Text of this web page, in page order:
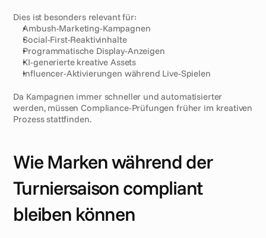
Dies ist besonders relevant für:
Ambush-Marketing-Kampagnen
Social-First-Reaktivinhalte
Programmatische Display-Anzeigen
KI-generierte kreative Assets
Influencer-Aktivierungen während Live-Spielen
Da Kampagnen immer schneller und automatisierter
werden, müssen Compliance-Prüfungen früher im kreativen
Prozess stattfinden.
Wie Marken während der
Turniersaison compliant
bleiben können